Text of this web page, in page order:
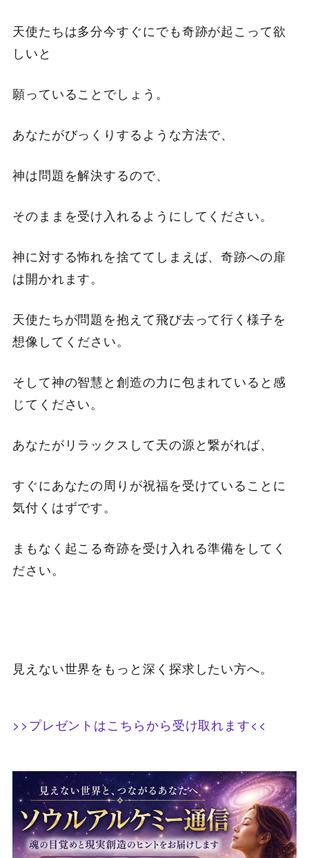
天使たちは多分今すぐにでも奇跡が起こって欲
しいと
願っていることでしょう。
あなたがびっくりするような方法で、
神は問題を解決するので、
そのままを受け入れるようにしてください。
神に対する怖れを捨ててしまえば、奇跡への扉
は開かれます。
天使たちが問題を抱えて飛び去って行く様子を
想像してください。
そして神の智慧と創造の力に包まれていると感
じてください。
あなたがリラックスして天の源と繋がれば、
すぐにあなたの周りが祝福を受けていることに
気付くはずです。
まもなく起こる奇跡を受け入れる準備をしてく
ださい。
見えない世界をもっと深く探求したい方へ。
>>プレゼントはこちらから受け取れます<<